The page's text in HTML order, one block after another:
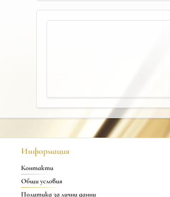
Информация
Контакти
Общи условия
Политика за лични данни